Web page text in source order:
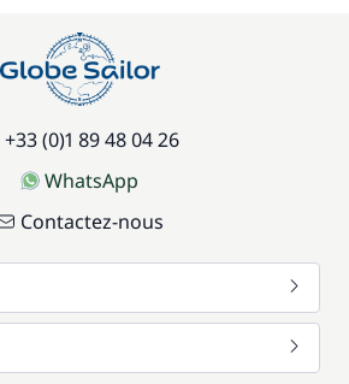
+33 (0)1 89 48 04 26
WhatsApp
Contactez-nous